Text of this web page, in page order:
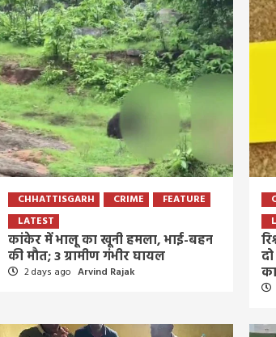
CHHATTISGARH CRIME
FEATURE
LATEST
कांकेर में भालू का खूनी हमला, भाई-बहन
की मौत; 3 ग्रामीण गंभीर घायल
2 days ago Arvind Rajak
Bigg Boss 20:
हुआ पहला टीज़र,
4 days ago